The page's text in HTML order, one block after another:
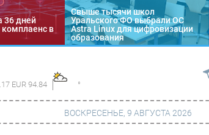
36 дней
в
Свыше тысячи школ
Уральского ФО выбрали ОС
Astra Linux для цифровизации
образования
EUR 94.84 °
ВОСКРЕСЕНЬЕ, 9 АВГУСТА 2026